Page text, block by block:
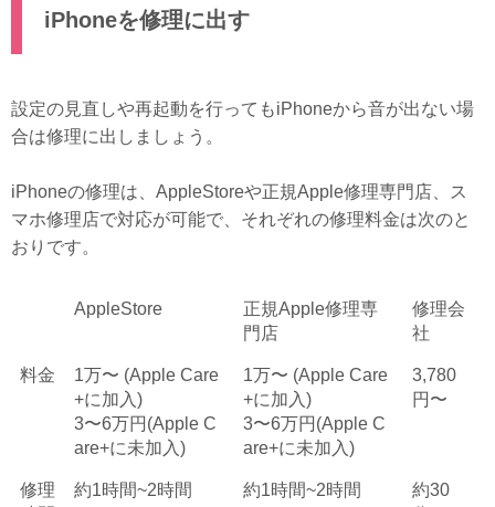
iPhoneを修理に出す
設定の見直しや再起動を行ってもiPhoneから音が出ない場
合は修理に出しましょう。
iPhoneの修理は、AppleStoreや正規Apple修理専門店、ス
マホ修理店で対応が可能で、それぞれの修理料金は次のと
おりです。
AppleStore
正規Apple修理専
門店
修理会
社
料金
1万〜 (Apple Care
+に加入)
3〜6万円(Apple C
are+に未加入)
1万〜 (Apple Care
+に加入)
3〜6万円(Apple C
are+に未加入)
3,780
円〜
修理
約1時間~2時間 約1時間~2時間
約30